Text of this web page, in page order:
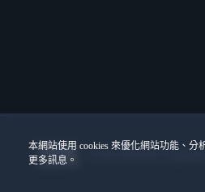
本網站使用 cookies 來優化網站功能、
更多訊息。